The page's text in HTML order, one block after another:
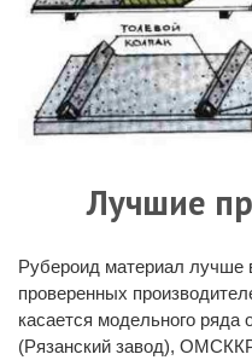
Лучшие
Рубероид материал лучше
проверенных
касается модельного ряда
(Рязанский завод),